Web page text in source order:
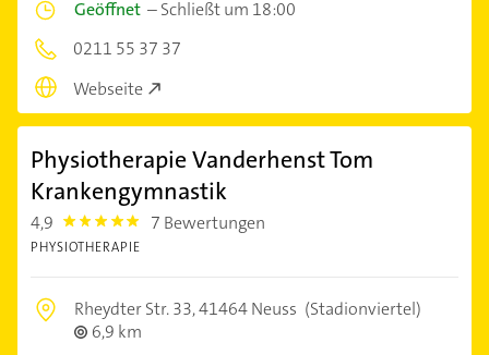
Geöffnet –Schließt um 18:00
0211 55 37 37
Webseite
Physiotherapie Vanderhenst Tom
Krankengymnastik
4,9 4.9 7 Bewertungen
PHYSIOTHERAPIE
Rheydter Str. 33,41464 Neuss (Stadionviertel)
6,9 km